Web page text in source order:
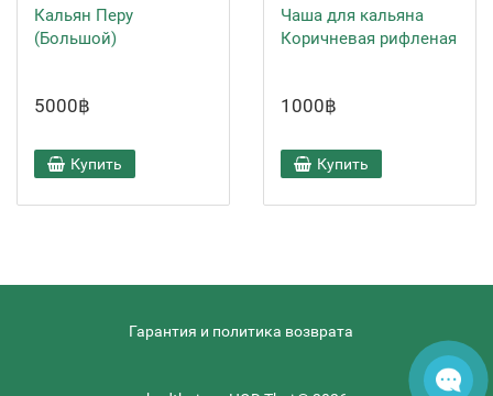
Кальян Перу
(Большой)
5000฿
Купить
Чаша для кальяна
Коричневая рифленая
1000฿
Купить
Гарантия и политика возврата